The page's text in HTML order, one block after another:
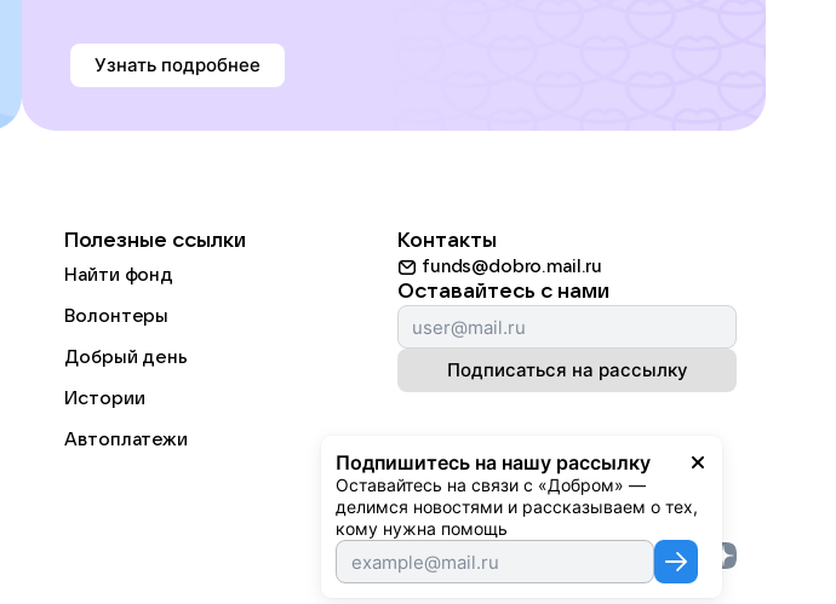
Узнать подробнее
Подпишитесь на нашу рассылку
Оставайтесь на связи с «Добром» —
делимся новостями и рассказываем о тех,
кому нужна помощь
Полезные ссылки
Найти фонд
Волонтеры
Добрый день
Истории
Автоплатежи
Контакты
funds@dobro.mail.ru
Оставайтесь с нами
Подписаться на рассылку